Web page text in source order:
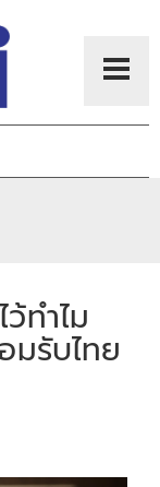
ทำไม
รับไทย